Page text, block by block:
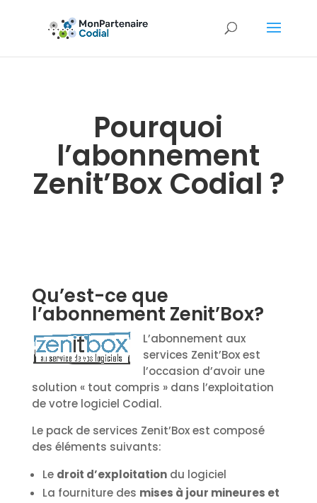
Pourquoi
l’abonnement
Zenit’Box Codial ?
Qu’est-ce que
l’abonnement Zenit’Box?
L’abonnement aux
services Zenit’Box est
l’occasion d’avoir une
solution « tout compris » dans l’exploitation
de votre logiciel Codial.
Le pack de services Zenit’Box est composé
des éléments suivants:
Le droit d’exploitationdu logiciel
La fourniture des mises à jour mineures et